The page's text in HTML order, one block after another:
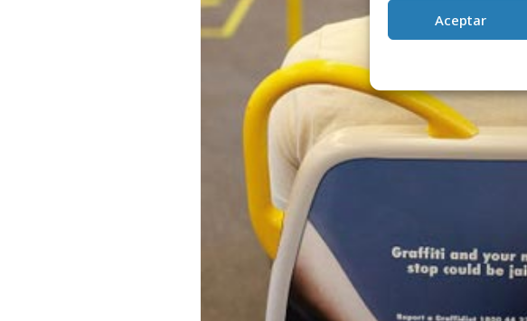
Aceptar